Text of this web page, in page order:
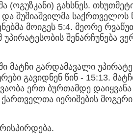
(ოგუზკანი) გახსნეს.
შუშიაშვილმა
მოიგეს 5:4. მეორე
შენარჩუნება
მატჩი გარდამავალი
გავიდნენ წინ - 15:13.
ერთ ბურთამდე
იერიშების